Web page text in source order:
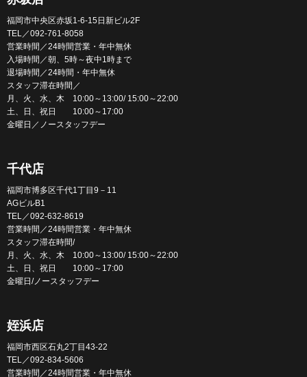
福岡市中央区赤坂1-6-15日新ビル2F
TEL／092-761-8058
営業時間／24時間営業・年中無休
入場時間／朝、5時～夜中1時まで
退場時間／24時間・年中無休
スタッフ滞在時間／
月、火、水、木 10:00～13:00/ 15:00～22:00
土、日、祝日 10:00～17:00
金曜日／ノースタッフデー
千代店
福岡市博多区千代1丁目9－11
AGビルB1
TEL／092-632-8619
営業時間／24時間営業・年中無休
スタッフ滞在時間/
月、火、水、木 10:00～13:00/ 15:00～22:00
土、日、祝日 10:00～17:00
金曜日/ノースタッフデー
姪浜店
福岡市西区石丸2丁目43-22
TEL／092-834-5606
営業時間／24時間営業・年中無休